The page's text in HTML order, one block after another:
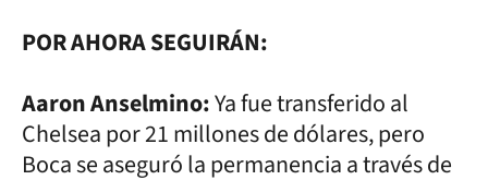
POR AHORA SEGUIRÁN:
Aaron Anselmino:Ya fue transferido al
Chelsea por 21 millones de dólares, pero
Boca se aseguró la permanencia a través de